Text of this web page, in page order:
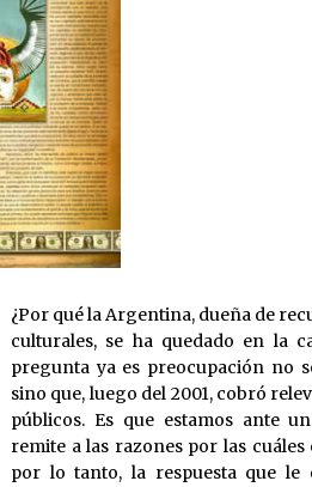
¿Por qué la Argentina, dueña de
culturales, se ha quedado en la
pregunta ya es preocupación no
sino que, luego del 2001, cobró
públicos. Es que estamos ante
remite a las razones por las cuáles
por lo tanto, la respuesta que le